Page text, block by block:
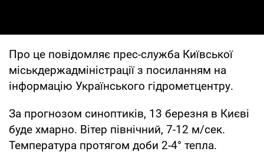
Про це повідомляє прес-служба Київської
міськдержадміністрації з посиланням на
інформацію Українського гідрометцентру.
За прогнозом синоптиків, 13 березня в Києві
буде хмарно. Вітер північний, 7-12 м/сек.
Температура протягом доби 2-4° тепла.